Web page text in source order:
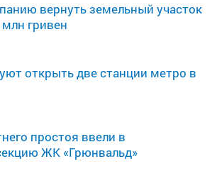
вернуть земельный участок
гривен
открыть две станции метро в
простоя ввели в
ЖК «Грюнвальд»